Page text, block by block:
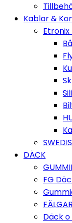
Kablar &
DÄCK
FG
Däck o